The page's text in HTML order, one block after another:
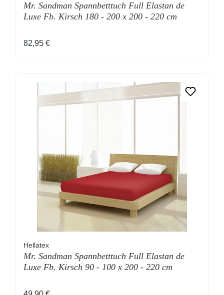
Mr. Sandman Spannbetttuch Full Elastan de
Luxe Fb. Kirsch 180 - 200 x 200 - 220 cm
Regulärer Preis:
82,95 €
Hellatex
Mr. Sandman Spannbetttuch Full Elastan de
Luxe Fb. Kirsch 90 - 100 x 200 - 220 cm